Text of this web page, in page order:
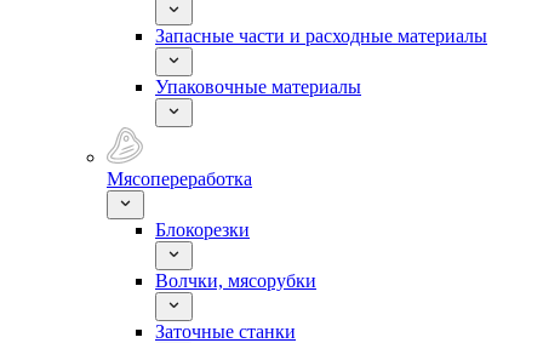
Запасные части и расходные материалы
Упаковочные материалы
Мясопереработка
Блокорезки
Волчки, мясорубки
Заточные станки